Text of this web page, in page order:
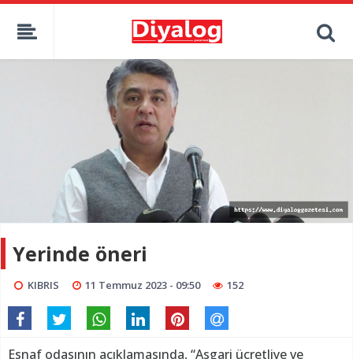
Yerinde öneri
KIBRIS 11 Temmuz 2023 - 09:50 152
Esnaf odasının açıklamasında, “Asgari ücretliye ve